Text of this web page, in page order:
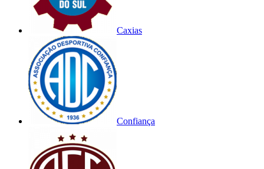
Caxias
Confiança